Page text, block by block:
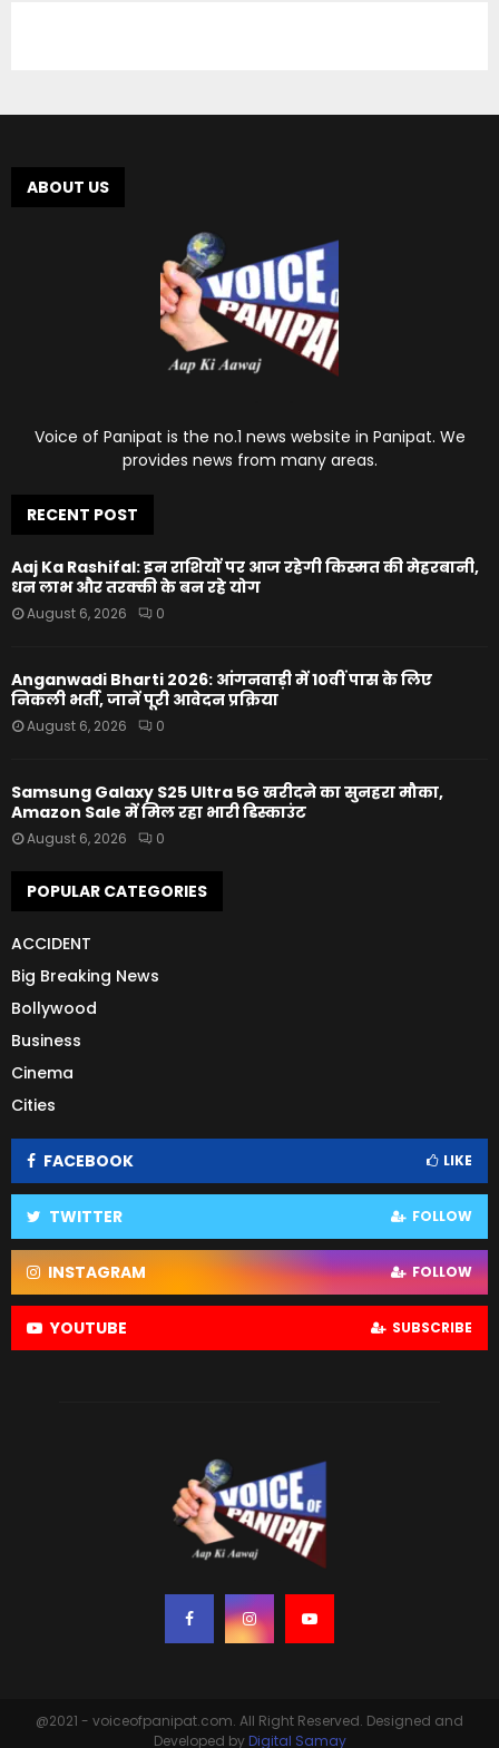
ABOUT US
Voice of Panipat is the no.1 news website in Panipat. We
provides news from many areas.
RECENT POST
Aaj Ka Rashifal: इन राशियों पर आज रहेगी किस्मत की मेहरबानी,
धन लाभ और तरक्की के बन रहे योग
August 6, 2026 0
Anganwadi Bharti 2026: आंगनवाड़ी में 10वीं पास के लिए
निकली भर्ती, जानें पूरी आवेदन प्रक्रिया
August 6, 2026 0
Samsung Galaxy S25 Ultra 5G खरीदने का सुनहरा मौका,
Amazon Sale में मिल रहा भारी डिस्काउंट
August 6, 2026 0
POPULAR CATEGORIES
ACCIDENT
Big Breaking News
Bollywood
Business
Cinema
Cities
FACEBOOK LIKE
TWITTER FOLLOW
INSTAGRAM FOLLOW
YOUTUBE SUBSCRIBE
@2021 - voiceofpanipat.com. All Right Reserved. Designed and
Developed by Digital Samay